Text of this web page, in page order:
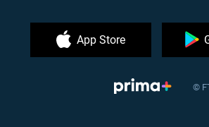
App Store
©